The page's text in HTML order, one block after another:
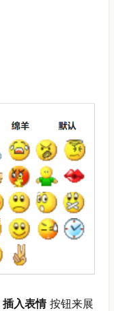
插入表情按钮来展